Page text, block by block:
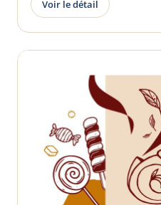
Voir le détail